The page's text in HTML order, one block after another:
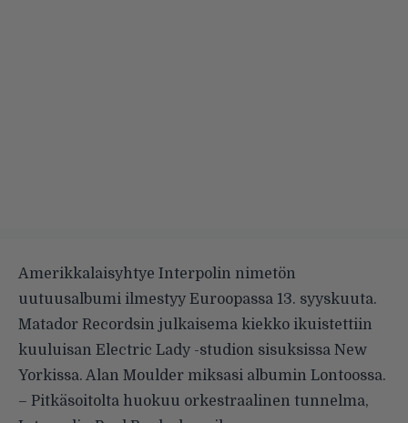
Amerikkalaisyhtye Interpolin nimetön
uutuusalbumi ilmestyy Euroopassa 13. syyskuuta.
Matador Recordsin julkaisema kiekko ikuistettiin
kuuluisan Electric Lady -studion sisuksissa New
Yorkissa. Alan Moulder miksasi albumin Lontoossa.
– Pitkäsoitolta huokuu orkestraalinen tunnelma,